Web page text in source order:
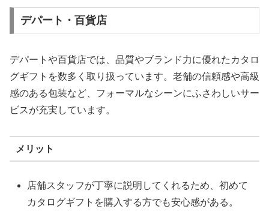
デパート・百貨店
デパートや百貨店では、品質やブランド力に優れたカタロ
グギフトを数多く取り扱っています。老舗の信頼感や高級
感のある包装など、フォーマルなシーンにふさわしいサー
ビスが充実しています。
メリット
店舗スタッフが丁寧に説明してくれるため、初めて
カタログギフトを購入する方でも安心感がある。